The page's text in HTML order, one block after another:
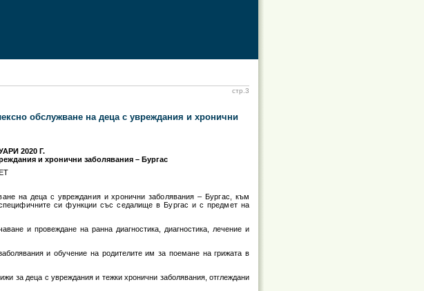
стр.3
обслужване на деца с увреждания и хронични
2020 Г.
и хронични заболявания – Бургас
на деца с увреждания и хронични заболявания – Бургас, към
си функции със седалище в Бургас и с предмет на
и провеждане на ранна диагностика, диагностика, лечение и
и обучение на родителите им за поемане на грижата в
за деца с увреждания и тежки хронични заболявания, отглеждани